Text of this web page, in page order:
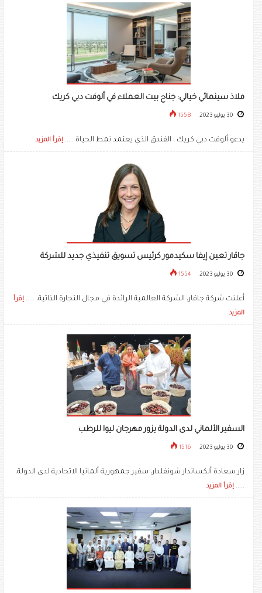
ملاذ سينمائي خيالي: جناح بيت العملاء في ألوفت دبي كريك
1558
يدعو ألوفت دبي كريك ، الفندق الذي يعتمد نمط الحياة ..... إقرأ المزيد
جاقار تعين إيفا سكيدمور كرئيس تسويق تنفيذي جديد للشركة
1554
أعلنت شركة جاقار، الشركة العالمية الرائدة في مجال التجارة الذاتية، ..... إقرأ
المزيد
السفير الألماني لدى الدولة يزور مهرجان ليوا للرطب
1516
زار سعادة ألكساندار شونفلدار، سفير جمهورية ألمانيا الاتحادية لدى الدولة،
..... إقرأ المزيد